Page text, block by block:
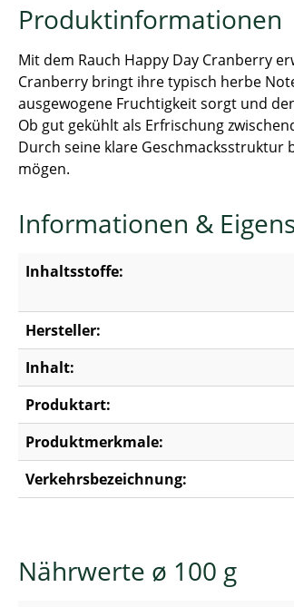
Produktinformationen
Mit dem Rauch Happy Day Cranberry
Cranberry bringt ihre typisch herbe
ausgewogene Fruchtigkeit sorgt und
Ob gut gekühlt als Erfrischung
Durch seine klare
mögen.
Informationen &
Inhaltsstoffe:
Hersteller:
Inhalt:
Produktart:
Produktmerkmale:
Verkehrsbezeichnung:
Nährwerte ø 100 g